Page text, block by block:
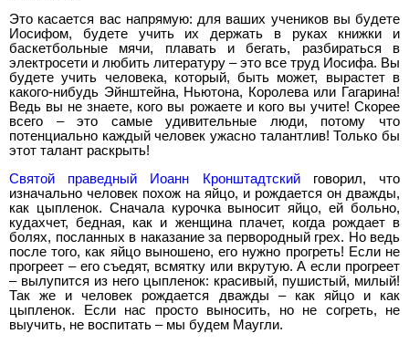
Это касается вас напрямую: для ваших учеников вы будете
Иосифом, будете учить их держать в руках книжки и
баскетбольные мячи, плавать и бегать, разбираться в
электросети и любить литературу – это все труд Иосифа. Вы
будете учить человека, который, быть может, вырастет в
какого-нибудь Эйнштейна, Ньютона, Королева или Гагарина!
Ведь вы не знаете, кого вы рожаете и кого вы учите! Скорее
всего – это самые удивительные люди, потому что
потенциально каждый человек ужасно талантлив! Только бы
этот талант раскрыть!
Святой праведный Иоанн Кронштадтскийговорил, что
изначально человек похож на яйцо, и рождается он дважды,
как цыпленок. Сначала курочка выносит яйцо, ей больно,
кудахчет, бедная, как и женщина плачет, когда рождает в
болях, посланных в наказание за первородный грех. Но ведь
после того, как яйцо выношено, его нужно прогреть! Если не
прогреет – его съедят, всмятку или вкрутую. А если прогреет
– вылупится из него цыпленок: красивый, пушистый, милый!
Так же и человек рождается дважды – как яйцо и как
цыпленок. Если нас просто выносить, но не согреть, не
выучить, не воспитать – мы будем Маугли.